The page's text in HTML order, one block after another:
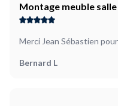
Montage meuble salle
Merci Jean Sébastien
Bernard L